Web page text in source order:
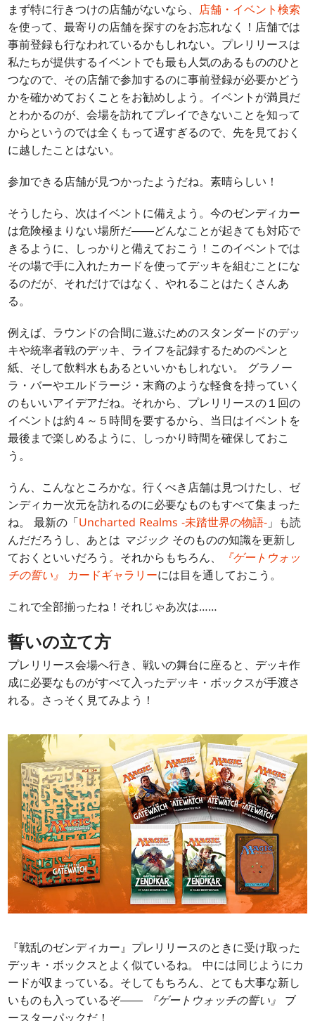
まず特に行きつけの店舗がないなら、 店舗・イベント検索
を使って、最寄りの店舗を探すのをお忘れなく！店舗では
事前登録も行なわれているかもしれない。プレリリースは
私たちが提供するイベントでも最も人気のあるもののひと
つなので、その店舗で参加するのに事前登録が必要かどう
かを確かめておくことをお勧めしよう。イベントが満員だ
とわかるのが、会場を訪れてプレイできないことを知って
からというのでは全くもって遅すぎるので、先を見ておく
に越したことはない。
参加できる店舗が見つかったようだね。素晴らしい！
そうしたら、次はイベントに備えよう。今のゼンディカー
は危険極まりない場所だ――どんなことが起きても対応で
きるように、しっかりと備えておこう！このイベントでは
その場で手に入れたカードを使ってデッキを組むことにな
るのだが、それだけではなく、やれることはたくさんあ
る。
例えば、ラウンドの合間に遊ぶためのスタンダードのデッ
キや統率者戦のデッキ、ライフを記録するためのペンと
紙、そして飲料水もあるといいかもしれない。 グラノー
ラ・バーやエルドラージ・末裔のような軽食を持っていく
のもいいアイデアだね。それから、プレリリースの１回の
イベントは約４～５時間を要するから、当日はイベントを
最後まで楽しめるように、しっかり時間を確保しておこ
う。
うん、こんなところかな。行くべき店舗は見つけたし、ゼ
ンディカー次元を訪れるのに必要なものもすべて集まった
ね。 最新の「Uncharted Realms -未踏世界の物語- 」も読
んだだろうし、あとは マジック そのものの知識を更新し
ておくといいだろう。それからもちろん、
『ゲートウォッ
チの誓い』
カードギャラリーには目を通しておこう。
これで全部揃ったね！それじゃあ次は……
誓いの立て方
プレリリース会場へ行き、戦いの舞台に座ると、デッキ作
成に必要なものがすべて入ったデッキ・ボックスが手渡さ
れる。さっそく見てみよう！
『戦乱のゼンディカー』プレリリースのときに受け取った
デッキ・ボックスとよく似ているね。中には同じようにカ
ードが収まっている。そしてもちろん、とても大事な新し
いものも入っているぞ――
『ゲートウォッチの誓い』 ブ
ースターパックだ！